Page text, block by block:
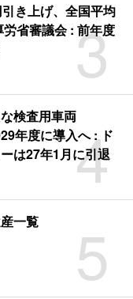
3
き上げ、全国平均
省審議会 : 前年度
4
検査用車両
年度に導入へ : ド
は27年1月に引退
5
一覧